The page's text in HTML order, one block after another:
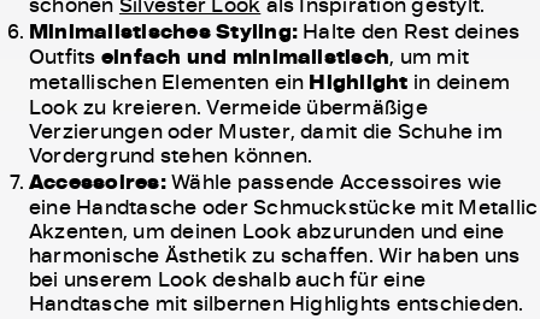
Minimalistisches Styling: Halte den Rest deines
Outfits einfach und minimalistisch, um mit
metallischen Elementen ein Highlight in deinem
Look zu kreieren. Vermeide übermäßige
Verzierungen oder Muster, damit die Schuhe im
Vordergrund stehen können.
Accessoires:Wähle passende Accessoires wie
eine Handtasche oder Schmuckstücke mit Metallic
Akzenten, um deinen Look abzurunden und eine
harmonische Ästhetik zu schaffen. Wir haben uns
bei unserem Look deshalb auch für eine
Handtasche mit silbernen Highlights entschieden.